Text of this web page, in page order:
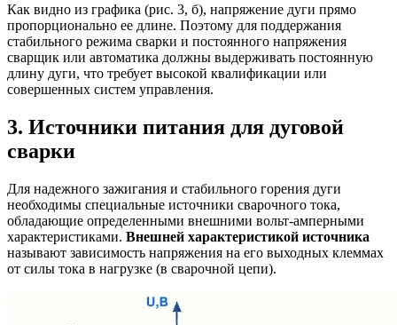
Как видно из графика (рис. 3, б), напряжение дуги прямо
пропорционально ее длине. Поэтому для поддержания
стабильного режима сварки и постоянного напряжения
сварщик или автоматика должны выдерживать постоянную
длину дуги, что требует высокой квалификации или
совершенных систем управления.
3. Источники питания для дуговой
сварки
Для надежного зажигания и стабильного горения дуги
необходимы специальные источники сварочного тока,
обладающие определенными внешними вольт-амперными
характеристиками. Внешней характеристикой источника
называют зависимость напряжения на его выходных клеммах
от силы тока в нагрузке (в сварочной цепи).